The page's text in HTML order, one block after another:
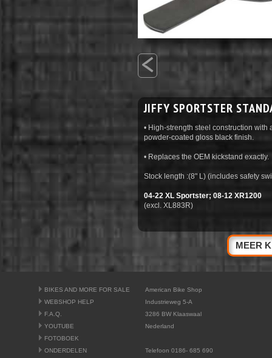
<
JIFFY SPORTSTER
• High-strength steel construction with
powder-coated gloss black finish.
• Replaces the OEM kickstand exactly.
Stock length :(8" L) (includes safety
04-22 XL Sportster; 08-12 XR1200
(excl. XL883R)
MEER
BIKES AND MORE FOR SALE
WEBSHOP HELP
F.A.Q.
YOUTUBE
FOTOBOEK
ONDERDELEN
American Bike Shop
Industrieweg 5-A
3286 BW Klaaswaal
Nederland
Telefoon 0186- 685 690